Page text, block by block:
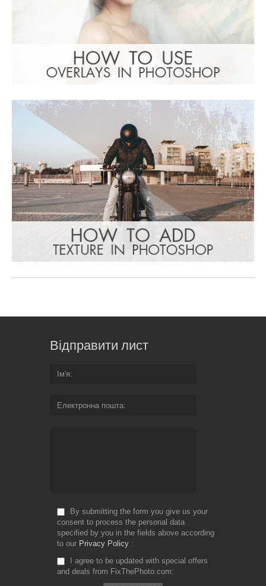
Відправити лист
Ім'я
Електронна пошта
By submitting the form you give us your
consent to process the personal data
specified by you in the fields above according
to our Privacy Policy
I agree to be updated with special offers
and deals from FixThePhoto.com